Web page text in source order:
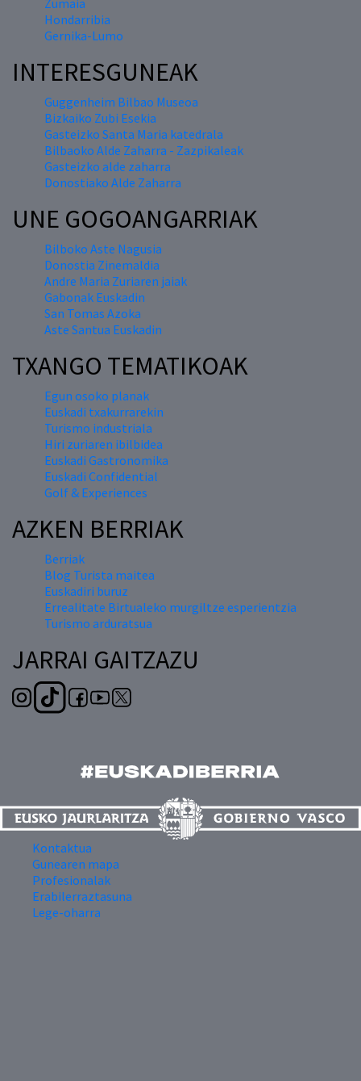
Zumaia
Hondarribia
Gernika-Lumo
INTERESGUNEAK
Guggenheim Bilbao Museoa
Bizkaiko Zubi Esekia
Gasteizko Santa Maria katedrala
Bilbaoko Alde Zaharra - Zazpikaleak
Gasteizko alde zaharra
Donostiako Alde Zaharra
UNE GOGOANGARRIAK
Bilboko Aste Nagusia
Donostia Zinemaldia
Andre Maria Zuriaren jaiak
Gabonak Euskadin
San Tomas Azoka
Aste Santua Euskadin
TXANGO TEMATIKOAK
Egun osoko planak
Euskadi txakurrarekin
Turismo industriala
Hiri zuriaren ibilbidea
Euskadi Gastronomika
Euskadi Confidential
Golf & Experiences
AZKEN BERRIAK
Berriak
Blog Turista maitea
Euskadiri buruz
Errealitate Birtualeko murgiltze esperientzia
Turismo arduratsua
JARRAI GAITZAZU
Kontaktua
Gunearen mapa
Profesionalak
Erabilerraztasuna
Lege-oharra